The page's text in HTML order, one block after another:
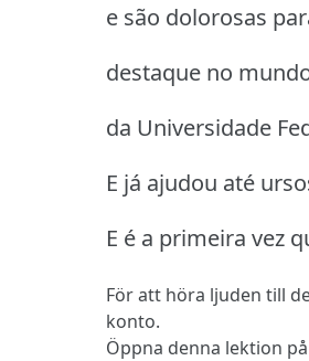
e são dolorosas
destaque no
da Universidade
E já ajudou até
E é a primeira vez
För att höra ljuden till
konto.
Öppna denna lektion